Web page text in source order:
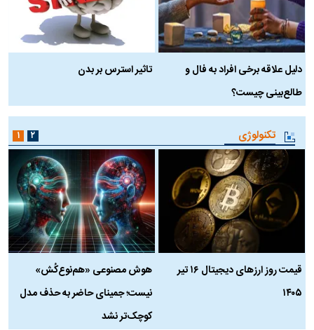
دلیل علاقه برخی افراد به فال و
طالع‌بینی چیست؟
تاثیر استرس بر بدن
تکنولوژی
قیمت روز ارز‌های دیجیتال ۱۶ تیر
۱۴۰۵
هوش مصنوعی «هم‌نوع‌کُش»
نیست؛ جمینای حاضر به حذف مدل
کوچک‌تر نشد
۱ ۲